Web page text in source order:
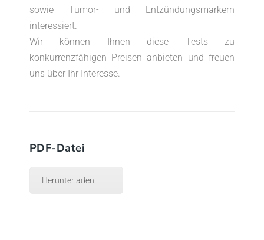
sowie Tumor- und Entzündungsmarkern
interessiert.
Wir können Ihnen diese Tests zu
konkurrenzfähigen Preisen anbieten und freuen
uns über Ihr Interesse.
PDF-Datei
Herunterladen